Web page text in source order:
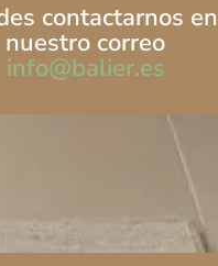
contactarnos en
nuestro correo
info@balier.es